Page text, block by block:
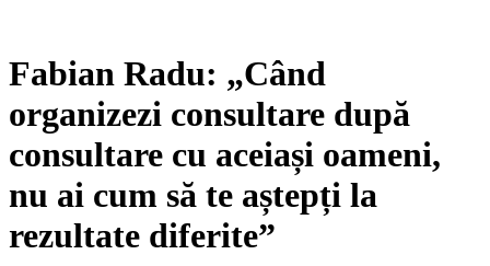
Fabian Radu: „Când
organizezi consultare după
consultare cu aceiași oameni,
nu ai cum să te aștepți la
rezultate diferite”